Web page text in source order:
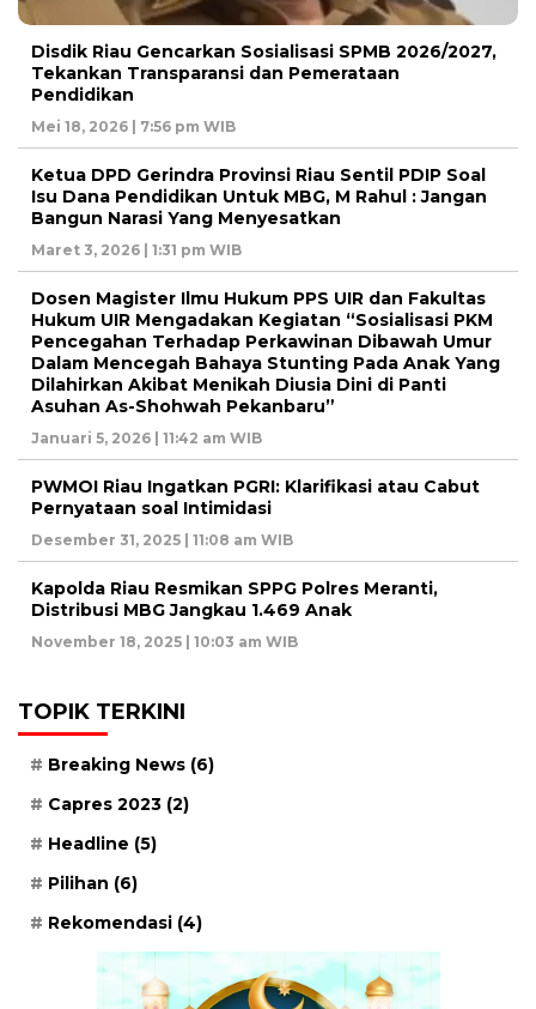
Disdik Riau Gencarkan Sosialisasi SPMB 2026/2027,
Tekankan Transparansi dan Pemerataan
Pendidikan
Mei 18, 2026 | 7:56 pm WIB
Ketua DPD Gerindra Provinsi Riau Sentil PDIP Soal
Isu Dana Pendidikan Untuk MBG, M Rahul : Jangan
Bangun Narasi Yang Menyesatkan
Maret 3, 2026 | 1:31 pm WIB
Dosen Magister Ilmu Hukum PPS UIR dan Fakultas
Hukum UIR Mengadakan Kegiatan “Sosialisasi PKM
Pencegahan Terhadap Perkawinan Dibawah Umur
Dalam Mencegah Bahaya Stunting Pada Anak Yang
Dilahirkan Akibat Menikah Diusia Dini di Panti
Asuhan As-Shohwah Pekanbaru”
Januari 5, 2026 | 11:42 am WIB
PWMOI Riau Ingatkan PGRI: Klarifikasi atau Cabut
Pernyataan soal Intimidasi
Desember 31, 2025 | 11:08 am WIB
Kapolda Riau Resmikan SPPG Polres Meranti,
Distribusi MBG Jangkau 1.469 Anak
November 18, 2025 | 10:03 am WIB
TOPIK TERKINI
Breaking News (6)
Capres 2023 (2)
Headline (5)
Pilihan (6)
Rekomendasi (4)